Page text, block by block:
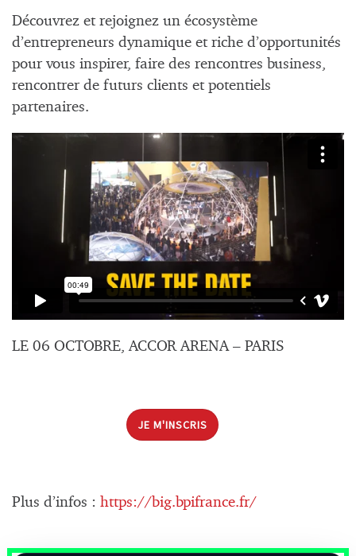
Découvrez et rejoignez un écosystème
d’entrepreneurs dynamique et riche d’opportunités
pour vous inspirer, faire des rencontres business,
rencontrer de futurs clients et potentiels
partenaires.
LE 06 OCTOBRE, ACCOR ARENA – PARIS
JE M'INSCRIS
Plus d’infos : https://big.bpifrance.fr/